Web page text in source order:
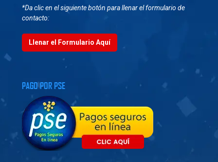
*Da clic en el siguiente botón para llenar el formulario de
contacto:
Llenar el Formulario Aquí
PAGO POR PSE